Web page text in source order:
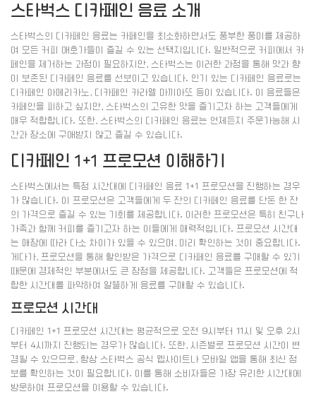
스타벅스 디카페인 음료 소개
스타벅스의 디카페인 음료는 카페인을 최소화하면서도 풍부한 풍미를 제공하
여 모든 커피 애호가들이 즐길 수 있는 선택지입니다. 일반적으로 커피에서 카
페인을 제거하는 과정이 필요하지만, 스타벅스는 이러한 과정을 통해 맛과 향
이 보존된 디카페인 음료를 선보이고 있습니다. 인기 있는 디카페인 음료로는
디카페인 아메리카노, 디카페인 카라멜 마끼아또 등이 있습니다. 이 음료들은
카페인을 피하고 싶지만, 스타벅스의 고유한 맛을 즐기고자 하는 고객들에게
매우 적합합니다. 또한, 스타벅스의 디카페인 음료는 언제든지 주문가능해 시
간과 장소에 구애받지 않고 즐길 수 있습니다.
디카페인 1+1 프로모션 이해하기
스타벅스에서는 특정 시간대에 디카페인 음료 1+1 프로모션을 진행하는 경우
가 많습니다. 이 프로모션은 고객들에게 두 잔의 디카페인 음료를 단돈 한 잔
의 가격으로 즐길 수 있는 기회를 제공합니다. 이러한 프로모션은 특히 친구나
가족과 함께 커피를 즐기고자 하는 이들에게 매력적입니다. 프로모션 시간대
는 매장에 따라 다소 차이가 있을 수 있으며, 미리 확인하는 것이 중요합니다.
게다가, 프로모션을 통해 할인받은 가격으로 디카페인 음료를 구매할 수 있기
때문에 경제적인 부분에서도 큰 장점을 제공합니다. 고객들은 프로모션에 적
합한 시간대를 파악하여 알뜰하게 음료를 구매할 수 있습니다.
프로모션 시간대
디카페인 1+1 프로모션 시간대는 평균적으로 오전 9시부터 11시 및 오후 2시
부터 4시까지 진행되는 경우가 많습니다. 또한, 시즌별로 프로모션 시간이 변
경될 수 있으므로, 항상 스타벅스 공식 웹사이트나 모바일 앱을 통해 최신 정
보를 확인하는 것이 필요합니다. 이를 통해 소비자들은 가장 유리한 시간대에
방문하여 프로모션을 이용할 수 있습니다.